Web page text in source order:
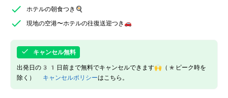
ホテルの朝食つき🍳
現地の空港〜ホテルの往復送迎つき🚗
キャンセル無料
出発日の31日前まで無料でキャンセルできます🙌（*ピーク時を
除く） キャンセルポリシーはこちら。